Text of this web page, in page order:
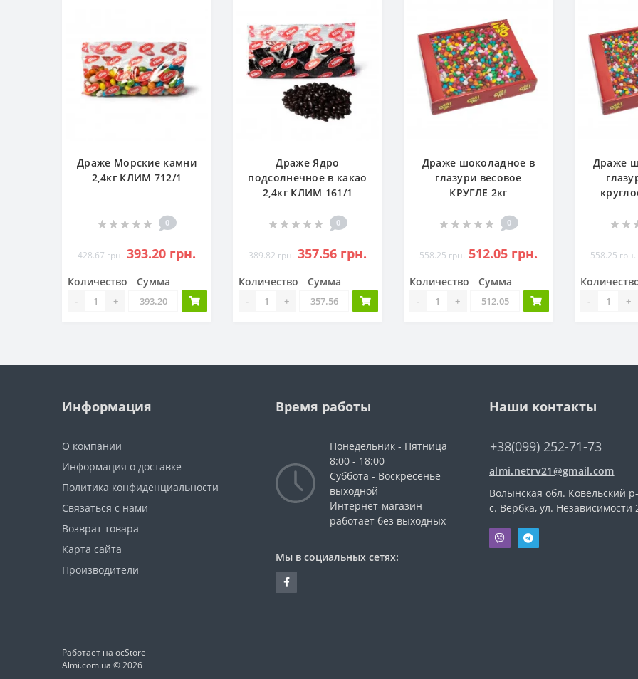
Драже Морские камни
2,4кг КЛИМ 712/1
0
428.67 грн. 393.20 грн.
Количество
- +
Сумма
Драже Ядро
подсолнечное в какао
2,4кг КЛИМ 161/1
0
389.82 грн. 357.56 грн.
Количество
- +
Сумма
Драже шоколадное в
глазури весовое
КРУГЛЕ 2кг
0
558.25 грн. 512.05 грн.
Количество
- +
Сумма
Драже
558.25 грн.
- +
Информация
О компании
Информация о доставке
Политика конфиденциальности
Связаться с нами
Возврат товара
Карта сайта
Производители
Время работы
Понедельник - Пятница
8:00 - 18:00
Суббота - Воскресенье
выходной
Интернет-магазин
работает без выходных
Мы в социальных сетях:
Наши контакты
+38(099) 252-71-73
almi.netrv21@gmail.com
Волынская обл. Ковельский
с. Вербка, ул. Независимости
Работает на ocStore
Almi.com.ua © 2026